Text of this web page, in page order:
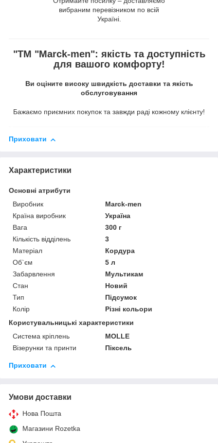
вибраним перевізником по всій
Україні.
"ТМ "Marck-men": якість та доступність
для вашого комфорту!
Ви оціните високу швидкість доставки та якість
обслуговування
Бажаємо приємних покупок та завжди раді кожному клієнту!
Приховати
Характеристики
Основні атрибути
Виробник
Marck-men
Країна виробник
Україна
Вага
300 г
Кількість відділень
3
Матеріал
Кордура
Об`єм
5 л
Забарвлення
Мультикам
Стан
Новий
Тип
Підсумок
Колір
Різні кольори
Користувальницькі характеристики
Система кріплень
MOLLE
Візерунки та принти
Піксель
Приховати
Умови доставки
Нова Пошта
Магазини Rozetka